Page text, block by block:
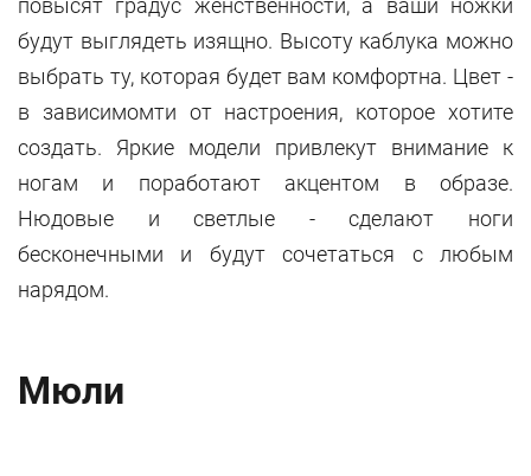
повысят градус женственности, а ваши ножки
будут выглядеть изящно. Высоту каблука можно
выбрать ту, которая будет вам комфортна. Цвет -
в зависимомти от настроения, которое хотите
создать. Яркие модели привлекут внимание к
ногам и поработают акцентом в образе.
Нюдовые и светлые - сделают ноги
бесконечными и будут сочетаться с любым
нарядом.
Мюли